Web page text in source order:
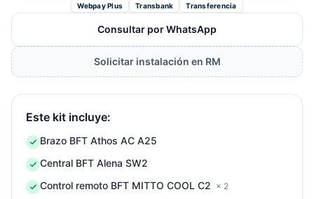
Webpay Plus Transbank Transferencia
Consultar por WhatsApp
Solicitar instalación en RM
Este kit incluye:
Brazo BFT Athos AC A25
Central BFT Alena SW2
Control remoto BFT MITTO COOL C2 × 2